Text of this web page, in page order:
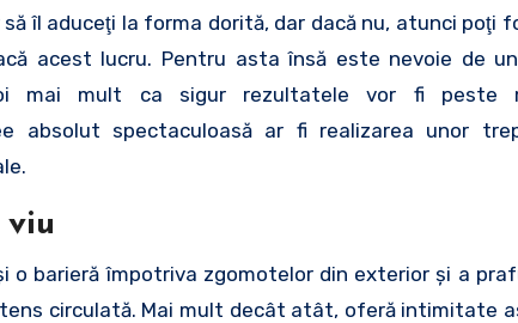
îl aduceţi la forma dorită, dar dacă nu, atunci poţi
acest lucru. Pentru asta însă este nevoie de
mai mult ca sigur rezultatele vor fi peste
absolut spectaculoasă ar fi realizarea unor
o barieră împotriva zgomotelor din exterior şi a
circulată. Mai mult decât atât, oferă intimitate